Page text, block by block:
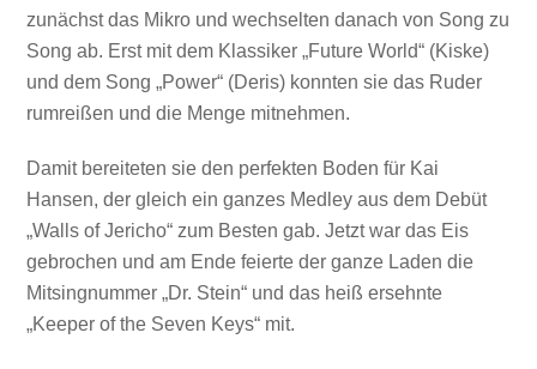
zunächst das Mikro und wechselten danach von Song zu
Song ab. Erst mit dem Klassiker „Future World“ (Kiske)
und dem Song „Power“ (Deris) konnten sie das Ruder
rumreißen und die Menge mitnehmen.
Damit bereiteten sie den perfekten Boden für Kai
Hansen, der gleich ein ganzes Medley aus dem Debüt
„Walls of Jericho“ zum Besten gab. Jetzt war das Eis
gebrochen und am Ende feierte der ganze Laden die
Mitsingnummer „Dr. Stein“ und das heiß ersehnte
„Keeper of the Seven Keys“ mit.